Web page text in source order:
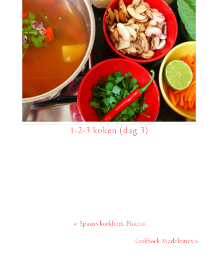
1-2-3 koken (dag 3)
Vorig
« Spaans kookboek Pizarro
Volgend
Kookboek Madeleines »